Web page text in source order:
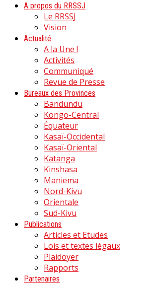
A propos du RRSSJ
Le RRSSJ
Vision
Actualité
A la Une !
Activités
Communiqué
Revue de Presse
Bureaux des Provinces
Bandundu
Kongo-Central
Équateur
Kasaï-Occidental
Kasaï-Oriental
Katanga
Kinshasa
Maniema
Nord-Kivu
Orientale
Sud-Kivu
Publications
Articles et Etudes
Lois et textes légaux
Plaidoyer
Rapports
Partenaires